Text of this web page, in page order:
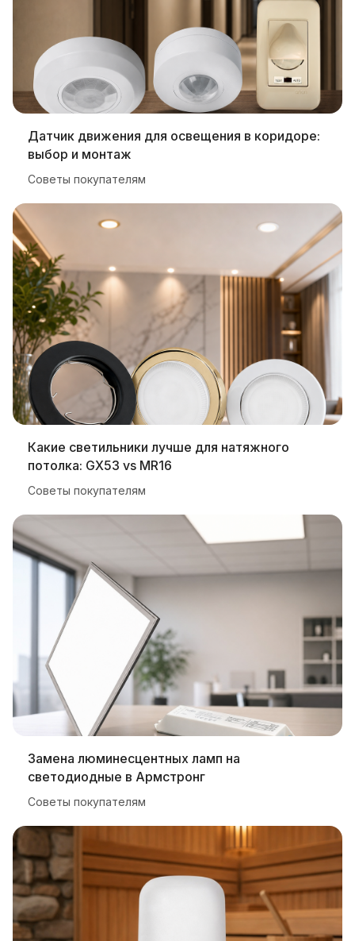
Датчик движения для освещения в коридоре:
выбор и монтаж
Советы покупателям
Какие светильники лучше для натяжного
потолка: GX53 vs MR16
Советы покупателям
Замена люминесцентных ламп на
светодиодные в Армстронг
Советы покупателям